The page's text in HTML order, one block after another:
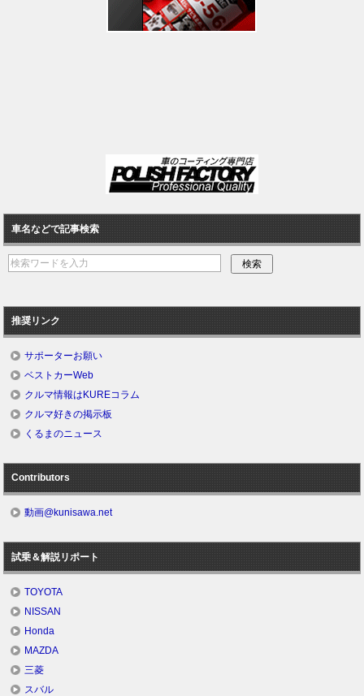
車名などで記事検索
推奨リンク
サポーターお願い
ベストカーWeb
クルマ情報はKUREコラム
クルマ好きの掲示板
くるまのニュース
Contributors
動画@kunisawa.net
試乗＆解説リポート
TOYOTA
NISSAN
Honda
MAZDA
三菱
スバル